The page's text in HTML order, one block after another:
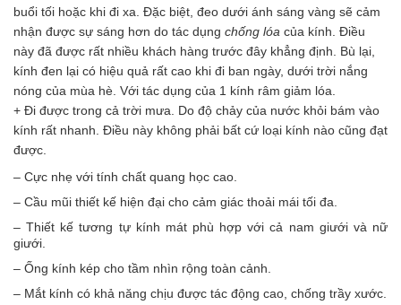
buổi tối hoặc khi đi xa. Đặc biệt, đeo dưới ánh sáng vàng sẽ cảm
nhận được sự sáng hơn do tác dụng chống lóa của kính. Điều
này đã được rất nhiều khách hàng trước đây khẳng định. Bù lại,
kính đen lại có hiệu quả rất cao khi đi ban ngày, dưới trời nắng
nóng của mùa hè. Với tác dụng của 1 kính râm giảm lóa.
+ Đi được trong cả trời mưa. Do độ chảy của nước khỏi bám vào
kính rất nhanh. Điều này không phải bất cứ loại kính nào cũng đạt
được.
– Cực nhẹ với tính chất quang học cao.
– Cầu mũi thiết kế hiện đại cho cảm giác thoải mái tối đa.
– Thiết kế tương tự kính mát phù hợp với cả nam giưới và nữ
giưới.
– Ống kính kép cho tầm nhìn rộng toàn cảnh.
– Mắt kính có khả năng chịu được tác động cao, chống trầy xước.